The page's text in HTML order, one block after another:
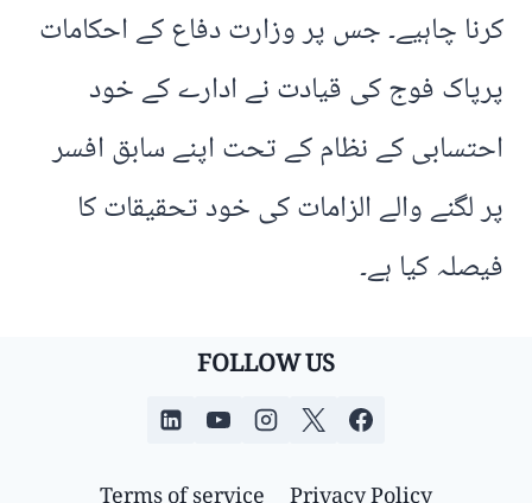
کرنا چاہیے۔ جس پر وزارت دفاع کے احکامات
پرپاک فوج کی قیادت نے ادارے کے خود
احتسابی کے نظام کے تحت اپنے سابق افسر
پر لگنے والے الزامات کی خود تحقیقات کا
فیصلہ کیا ہے۔
FOLLOW US